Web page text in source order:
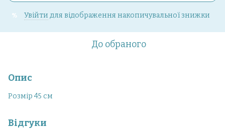
% Увійти для відображення накопичувальної знижки
До обраного
Опис
Розмір 45 см
Відгуки